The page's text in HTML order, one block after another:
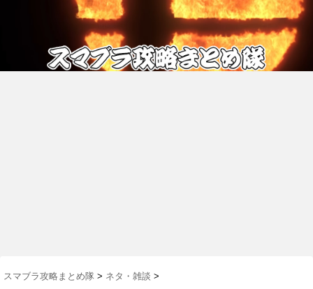
スマブラ攻略まとめ隊 > ネタ・雑談 >